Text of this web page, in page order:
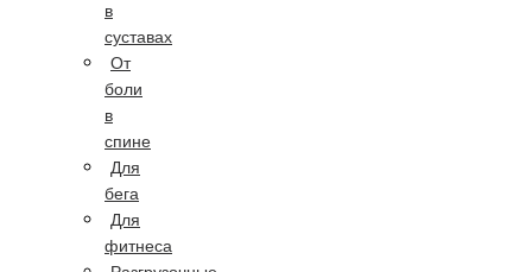
в
суставах
От
боли
в
спине
Для
бега
Для
фитнеса